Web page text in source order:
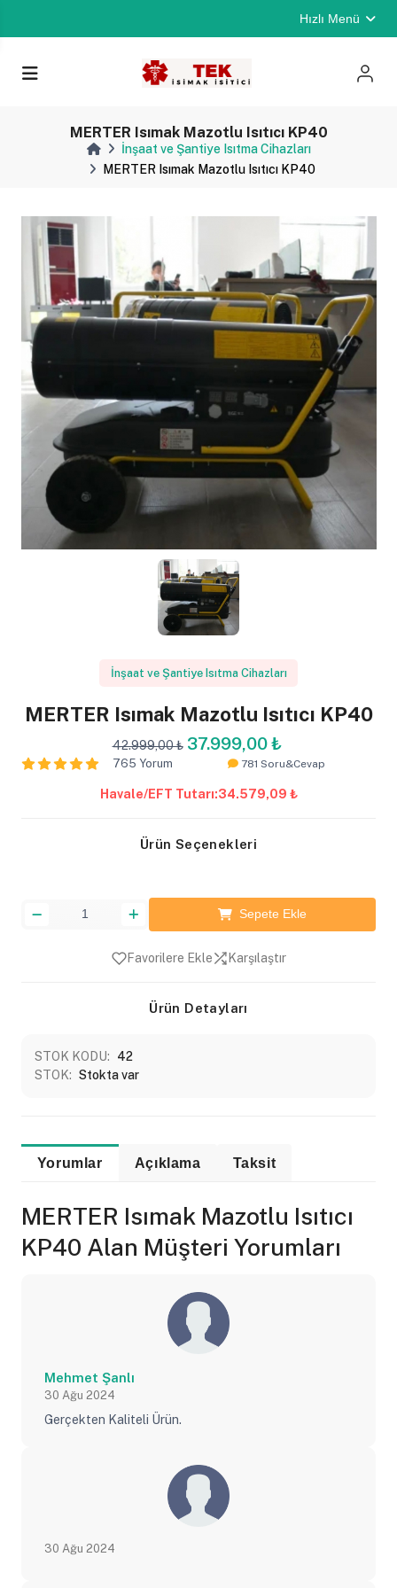
Hızlı Menü
MERTER Isımak Mazotlu Isıtıcı KP40
İnşaat ve Şantiye Isıtma Cihazları
MERTER Isımak Mazotlu Isıtıcı KP40
İnşaat ve Şantiye Isıtma Cihazları
MERTER Isımak Mazotlu Isıtıcı KP40
42.999,00 ₺ 37.999,00 ₺
765 Yorum 781 Soru&Cevap
Havale/EFT Tutarı:34.579,09 ₺
Ürün Seçenekleri
Sepete Ekle
Favorilere Ekle Karşılaştır
Ürün Detayları
STOK KODU:
42
STOK: Stokta var
Yorumlar Açıklama Taksit
MERTER Isımak Mazotlu Isıtıcı
KP40 Alan Müşteri Yorumları
Mehmet Şanlı
30 Ağu 2024
Gerçekten Kaliteli Ürün.
30 Ağu 2024